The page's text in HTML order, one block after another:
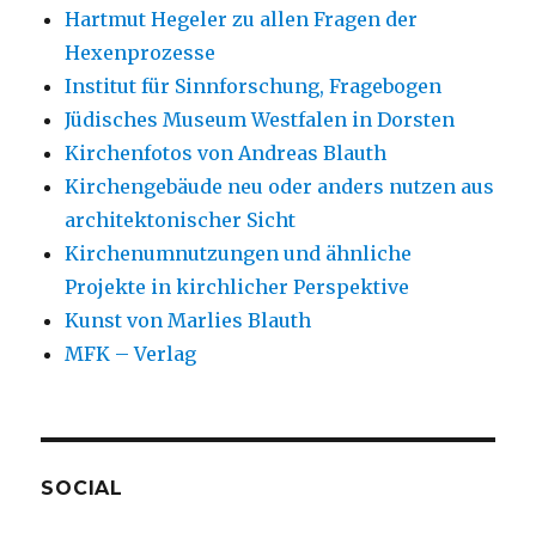
Hartmut Hegeler zu allen Fragen der
Hexenprozesse
Institut für Sinnforschung, Fragebogen
Jüdisches Museum Westfalen in Dorsten
Kirchenfotos von Andreas Blauth
Kirchengebäude neu oder anders nutzen aus
architektonischer Sicht
Kirchenumnutzungen und ähnliche
Projekte in kirchlicher Perspektive
Kunst von Marlies Blauth
MFK – Verlag
SOCIAL